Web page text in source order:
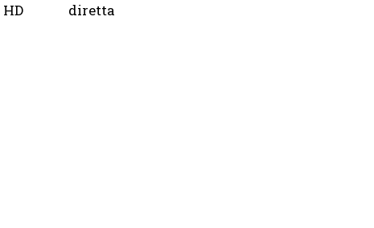
HD diretta